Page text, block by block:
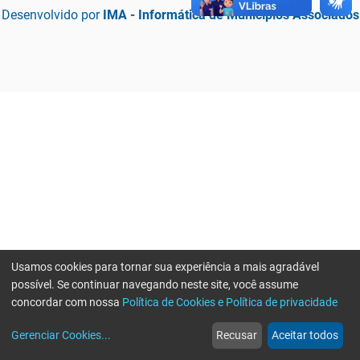
Desenvolvido por IMA - Informática de Municípios Associados
web
Notícias
more_horiz
Mais
Usamos cookies para tornar sua experiência a mais agradável
possível. Se continuar navegando neste site, você assume
concordar com nossa Política de Cookies e Política de privacidade
Gerenciar Cookies... Recusar Aceitar todos
Erro ao enviar informações, por favor tente novamente